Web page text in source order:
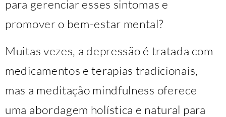
para gerenciar esses sintomas e
promover o bem-estar mental?
Muitas vezes, a depressão é tratada com
medicamentos e terapias tradicionais,
mas a meditação mindfulness oferece
uma abordagem holística e natural para